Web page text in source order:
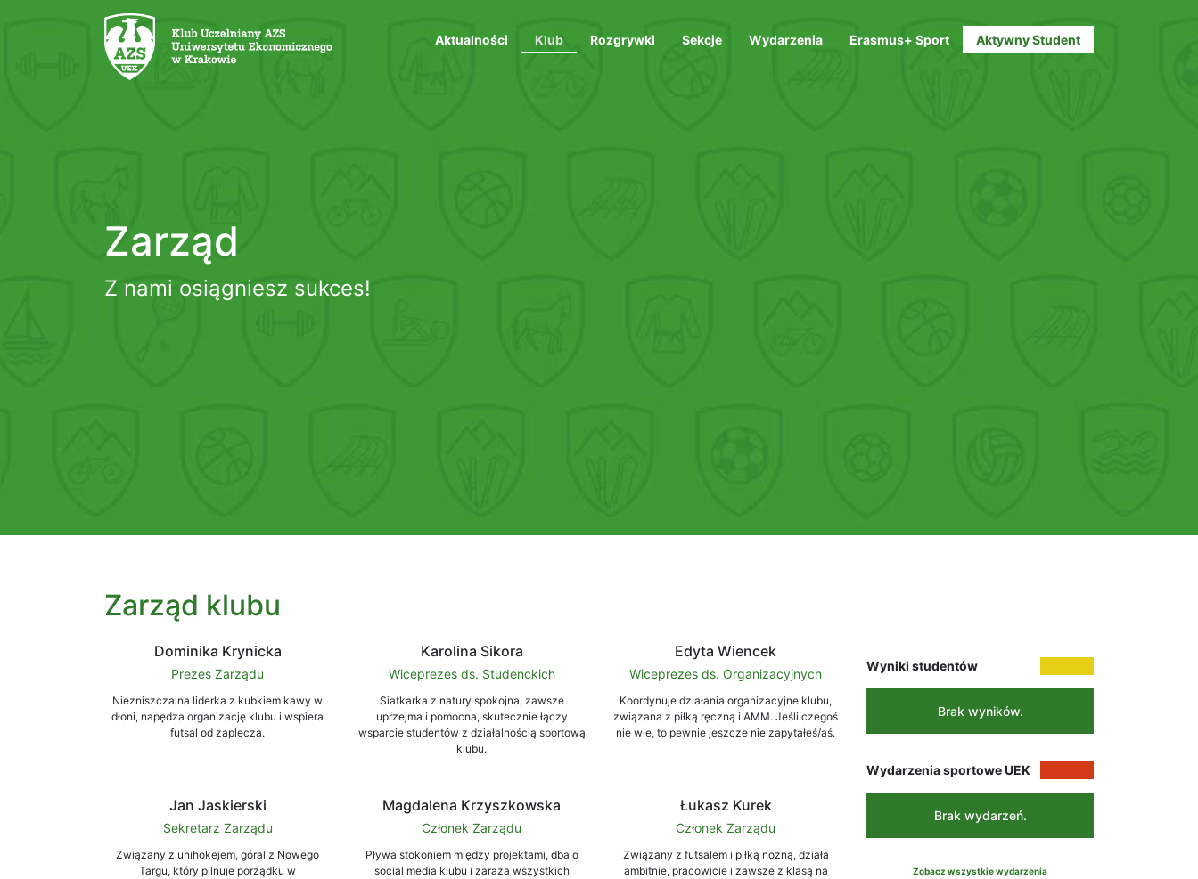
Aktualności Klub Rozgrywki Sekcje Wydarzenia Erasmus+ Sport Aktywny Student
Zarząd
Z nami osiągniesz sukces!
Zarząd klubu
Dominika Krynicka
Prezes Zarządu
Niezniszczalna liderka z kubkiem kawy w
dłoni, napędza organizację klubu i wspiera
futsal od zaplecza.
Karolina Sikora
Wiceprezes ds. Studenckich
Siatkarka z natury spokojna, zawsze
uprzejma i pomocna, skutecznie łączy
wsparcie studentów z działalnością sportową
klubu.
Edyta Wiencek
Wiceprezes ds. Organizacyjnych
Koordynuje działania organizacyjne klubu,
związana z piłką ręczną i AMM. Jeśli czegoś
nie wie, to pewnie jeszcze nie zapytałeś/aś.
Jan Jaskierski
Sekretarz Zarządu
Związany z unihokejem, góral z Nowego
Targu, który pilnuje porządku w
Magdalena Krzyszkowska
Członek Zarządu
Pływa stokoniem między projektami, dba o
social media klubu i zaraża wszystkich
Łukasz Kurek
Członek Zarządu
Związany z futsalem i piłką nożną, działa
ambitnie, pracowicie i zawsze z klasą na
Wyniki studentów
Brak wyników.
Wydarzenia sportowe UEK
Brak wydarzeń.
Zobacz wszystkie wydarzenia